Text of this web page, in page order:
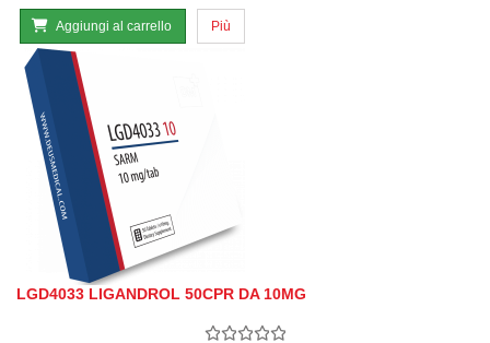
Aggiungi al carrello Più
LGD4033 LIGANDROL 50CPR DA 10MG